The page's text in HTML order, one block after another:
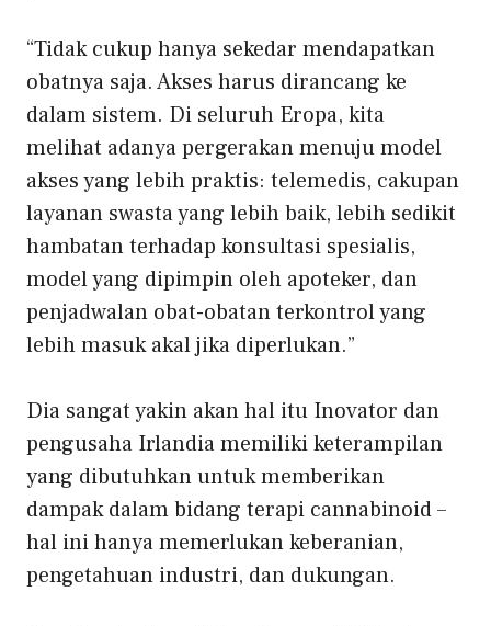
“Tidak cukup hanya sekedar mendapatkan
obatnya saja. Akses harus dirancang ke
dalam sistem. Di seluruh Eropa, kita
melihat adanya pergerakan menuju model
akses yang lebih praktis: telemedis, cakupan
layanan swasta yang lebih baik, lebih sedikit
hambatan terhadap konsultasi spesialis,
model yang dipimpin oleh apoteker, dan
penjadwalan obat-obatan terkontrol yang
lebih masuk akal jika diperlukan.”
Dia sangat yakin akan hal itu Inovator dan
pengusaha Irlandiamemiliki keterampilan
yang dibutuhkan untuk memberikan
dampak dalam bidang terapi cannabinoid –
hal ini hanya memerlukan keberanian,
pengetahuan industri, dan dukungan.